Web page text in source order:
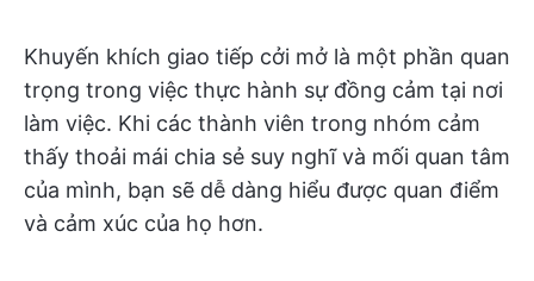
Khuyến khích giao tiếp cởi mở là một phần quan
trọng trong việc thực hành sự đồng cảm tại nơi
làm việc. Khi các thành viên trong nhóm cảm
thấy thoải mái chia sẻ suy nghĩ và mối quan tâm
của mình, bạn sẽ dễ dàng hiểu được quan điểm
và cảm xúc của họ hơn.